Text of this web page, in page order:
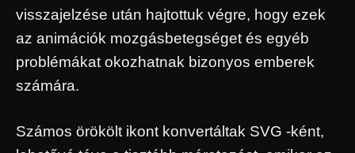
visszajelzése után hajtottuk végre, hogy ezek
az animációk mozgásbetegséget és egyéb
problémákat okozhatnak bizonyos emberek
számára.
Számos örökölt ikont konvertáltak SVG -ként,